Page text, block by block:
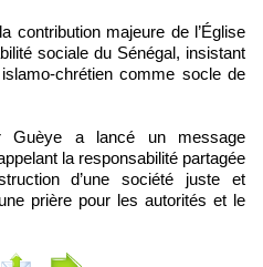
contribution majeure de l’Église
sociale du Sénégal, insistant
chrétien comme socle de
Guèye a lancé un message
la responsabilité partagée
d’une société juste et
prière pour les autorités et le